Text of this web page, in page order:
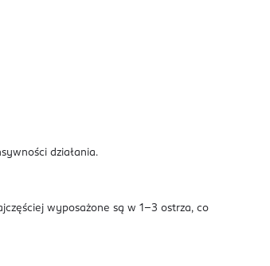
działania.
wyposażone są w 1–3 ostrza, co